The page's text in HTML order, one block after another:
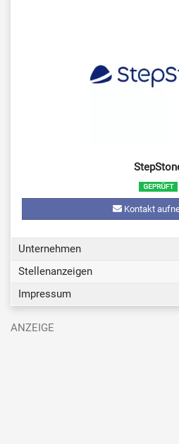
Kontakt
Unternehmen
Stellenanzeigen
Impressum